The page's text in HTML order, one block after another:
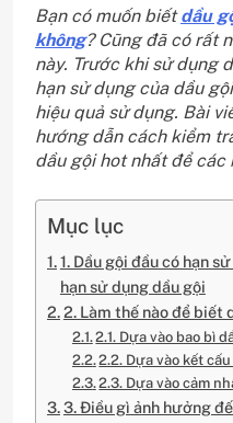
Bạn có muốn biếtdầu
không? Cũng đã có rất
này. Trước khi sử dụng
hạn sử dụng của dầu
hiệu quả sử dụng. Bài
hướng dẫn cách kiểm
dầu gội hot nhất để các
Mục lục
1. Dầu gội đầu có hạn
hạn sử dụng dầu gội
2. Làm thế nào để biết
2.1. Dựa vào bao bì
2.2. Dựa vào kết
2.3. Dựa vào cảm
3. Điều gì ảnh hưởng